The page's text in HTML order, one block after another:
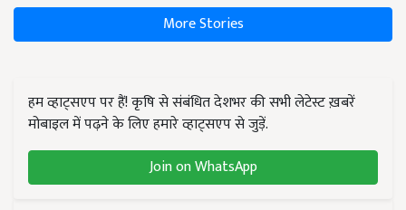
More Stories
हम व्हाट्सएप पर हैं! कृषि से संबंधित देशभर की सभी लेटेस्ट ख़बरें
मोबाइल में पढ़ने के लिए हमारे व्हाट्सएप से जुड़ें.
Join on WhatsApp